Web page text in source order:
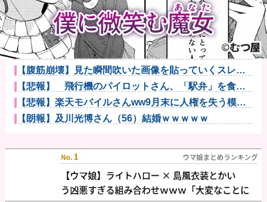
宇宙人はいる？いて座の方角から72秒間捉えた強い電
波、50年...
【悲報】クレヨンしんちゃんでエッッッしたいキャ
ラ、満場一致で...
【画像】安井カノンちゃん、バニーガールコスプレで
うっかり谷間...
【画像】秋葉原で大量のメイド＆巫女たちが潮で水打
ちを実施ww...
【腹筋崩壊】見た瞬間吹いた画像を貼っていくスレｗ
ｗｗｗ他
【悲報】 飛行機のパイロットさん、「駅弁」を食べ
ていることが...
【悲報】楽天モバイルさんww9月末に人権を失う模様
wwwww
【朗報】及川光博さん（56）結婚ｗｗｗｗｗ